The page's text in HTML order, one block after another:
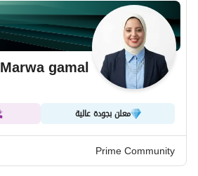
Marwa gamal
معلن بجودة عالية
Prime Community